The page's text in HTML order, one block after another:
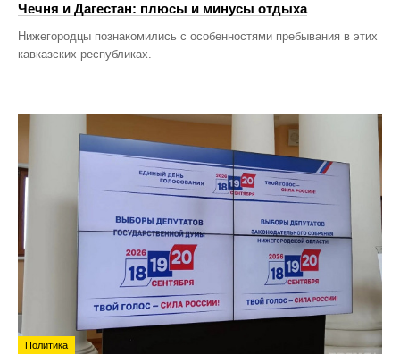
Чечня и Дагестан: плюсы и минусы отдыха
Нижегородцы познакомились с особенностями пребывания в этих
кавказских республиках.
Политика